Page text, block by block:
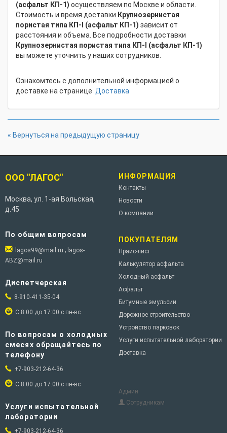
(асфальт КП-1) осуществляем по Москве и области.
Стоимость и время доставки Крупнозернистая
пористая типа КП-I (асфальт КП-1) зависит от
расстояния и объема. Все подробности доставки
Крупнозернистая пористая типа КП-I (асфальт КП-1)
вы можете уточнить у наших сотрудников.
Ознакомтесь с дополнительной информацией о
доставке на странице Доставка
« Вернуться на предыдущую страницу
ООО "ЛАГОС"
Москва, ул. 1-ая Вольская,
д.45
По общим вопросам
lagos99@mail.ru ; lagos-
ABZ@mail.ru
Диспетчерская
8-910-411-35-04
С 8:00 до 17:00 с пн-вс
По вопросам о холодных
смесях обращайтесь по
телефону
+7-903-212-64-36
С 8:00 до 17:00 с пн-вс
Услуги испытательной
лаборатории
+7-903-212-64-36
ИНФОРМАЦИЯ
Контакты
Новости
О компании
ПОКУПАТЕЛЯМ
Прайс-лист
Калькулятор асфальта
Холодный асфальт
Асфальт
Битумные эмульсии
Дорожное строительство
Устройство парковок
Услуги испытательной лаборатории
Доставка
Админ
Сотрудникам